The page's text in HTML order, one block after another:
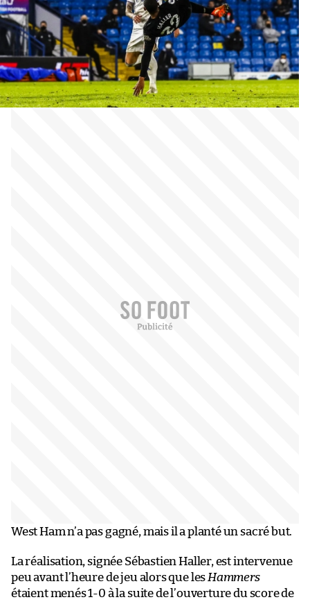
West Ham n’a pas gagné, mais il a planté un sacré but.
La réalisation, signée Sébastien Haller, est intervenue
peu avant l’heure de jeu alors que les Hammers
étaient menés 1-0 à la suite de l’ouverture du score de